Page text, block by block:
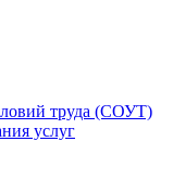
труда (СОУТ)
услуг